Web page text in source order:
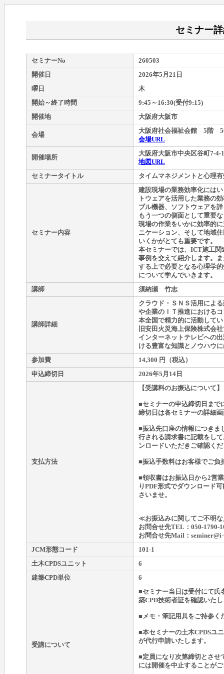
セミナー
セミナーNo
260503
開催日
2026年5月21日
曜日
木
開始～終了時間
9:45～16:30(受付9:15)
開催地
大阪府大阪市
会場
大阪府社会福祉会館 5階
会場URL
開催場所
大阪府大阪市中央区谷町7-4-
地図URL
セミナータイトル
タイムマネジメントと心理
セミナー内容
建設現場の業務効率化には
トウェアを活用した業務の
ブル機器、ソフトウェアを
もう一つの側面として重要
現場の作業をいかに効率的
ニケーション、そして地域
いくかがとても重要です。
本セミナーでは、ICT施工関
事例を交えて紹介します。
する上で必要となる心理学
について学んでいきます。
講師
須納瀬 竹志
講師詳細
クラウド・ＳＮＳ活用によ
や企業のＩＴ推進における
本全国で精力的に活動して
旧安田火災海上保険株式会
インターネットテレビへの
ける豊富な知識とノウハウ
参加費
14,300 円（税込）
申込締切日
2026年5月14日
支払方法
【受講料のお振込について】
■セミナーの申込締切日まで
締切日は各セミナーの詳細
■振込先口座の情報につきま
行される請求書に記載をし
ンロードいただきご確認く
■振込手数料はお客様でご負
■領収書はお振込日から2営
りPDF形式でダウンロード
さいませ。
≪お振込みに関してご不明
お問合せ先TEL：050-1790-
お問合せ先Mail：
JCM形態コード
101-1
土木CPDSユニット
6
建築CPD単位
6
受講について
■セミナー当日は受付にて氏
築CPD技術者証を確認いた
■メモ・筆記用具をご持参く
■本セミナーの土木CPDSユ
が代行申請いたします。
■定員になり次第締切とさせ
には開催を中止することが